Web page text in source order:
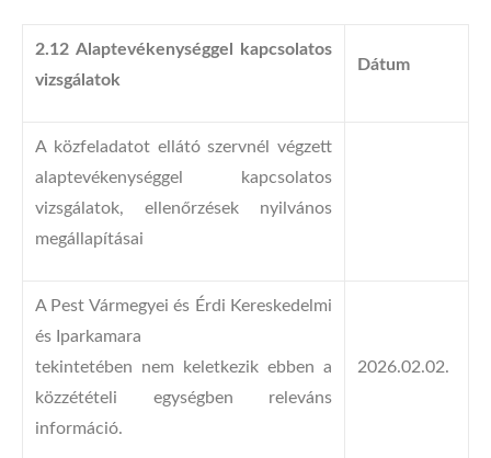
2.12 Alaptevékenységgel kapcsolatos
vizsgálatok
Dátum
A közfeladatot ellátó szervnél végzett
alaptevékenységgel kapcsolatos
vizsgálatok, ellenőrzések nyilvános
megállapításai
A Pest Vármegyei és Érdi Kereskedelmi
és Iparkamara
tekintetében nem keletkezik ebben a
közzétételi egységben releváns
információ.
2026.02.02.